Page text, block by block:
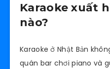
Karaoke xuất
nào?
Karaoke ở Nhật Bản
quán bar chơi piano và